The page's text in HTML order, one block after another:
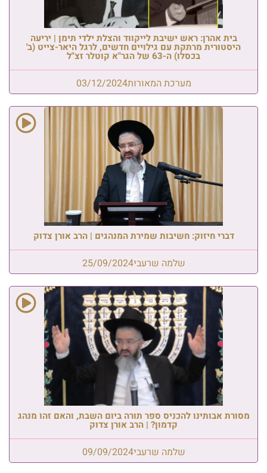
בית אהרן: ראש ישיבת לייקווד והצלת ילדי תימן | יריעה
היסטורית מרתקת עם גילויים חדשים, לרגל היאר-צייט (ב'
בכסלו) ה-63 של הגר"א קוטלר זצ"ל
מערכת המאורות03/12/2024
דברי חיזוק: חשיבות שמירת המנהגים | הרב אורן צדוק
שלמה שרעבי25/09/2024
מסורת אבותינו להכניס ספר תורה ביום השבת, והאם זהו מנהג
קדמון? | הרב אורן צדוק
שלמה שרעבי09/09/2024